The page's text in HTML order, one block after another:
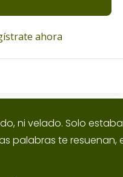
ahora
ni velado. Solo
palabras te resuenan,